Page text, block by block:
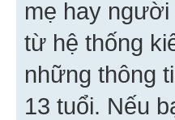
mẹ hay
từ hệ thống
những thông
13 tuổi. Nếu